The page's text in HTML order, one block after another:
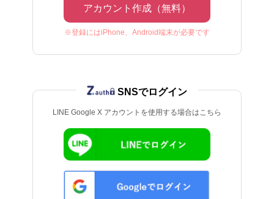
アカウント作成（無料）
※登録にはiPhone、Android端末が必要です
LINE Google X アカウントを使用する場合はこちら
SNSでログイン